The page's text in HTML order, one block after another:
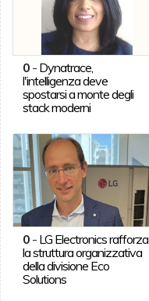
0- Dynatrace,
l'intelligenza deve
spostarsi a monte degli
stack moderni
0- LG Electronics rafforza
la struttura organizzativa
della divisione Eco
Solutions